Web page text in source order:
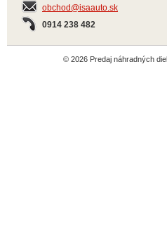
obchod@isaauto.sk
0914 238 482
© 2026 Predaj náhradných